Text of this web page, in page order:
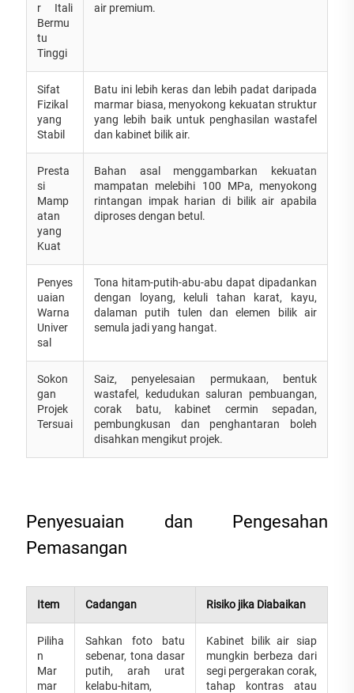
r Itali
Bermu
tu
Tinggi
air premium.
Sifat
Fizikal
yang
Stabil
Batu ini lebih keras dan lebih padat daripada
marmar biasa, menyokong kekuatan struktur
yang lebih baik untuk penghasilan wastafel
dan kabinet bilik air.
Presta
si
Mamp
atan
yang
Kuat
Bahan asal menggambarkan kekuatan
mampatan melebihi 100 MPa, menyokong
rintangan impak harian di bilik air apabila
diproses dengan betul.
Penyes
uaian
Warna
Univer
sal
Tona hitam-putih-abu-abu dapat dipadankan
dengan loyang, keluli tahan karat, kayu,
dalaman putih tulen dan elemen bilik air
semula jadi yang hangat.
Sokon
gan
Projek
Tersuai
Saiz, penyelesaian permukaan, bentuk
wastafel, kedudukan saluran pembuangan,
corak batu, kabinet cermin sepadan,
pembungkusan dan penghantaran boleh
disahkan mengikut projek.
Penyesuaian dan Pengesahan
Pemasangan
Item Cadangan Risiko jika Diabaikan
Piliha
n
Mar
mar
Sahkan foto batu
sebenar, tona dasar
putih, arah urat
kelabu-hitam,
Kabinet bilik air siap
mungkin berbeza dari
segi pergerakan corak,
tahap kontras atau